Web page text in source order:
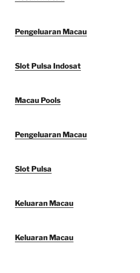
Pengeluaran Macau
Slot Pulsa Indosat
Macau Pools
Pengeluaran Macau
Slot Pulsa
Keluaran Macau
Keluaran Macau